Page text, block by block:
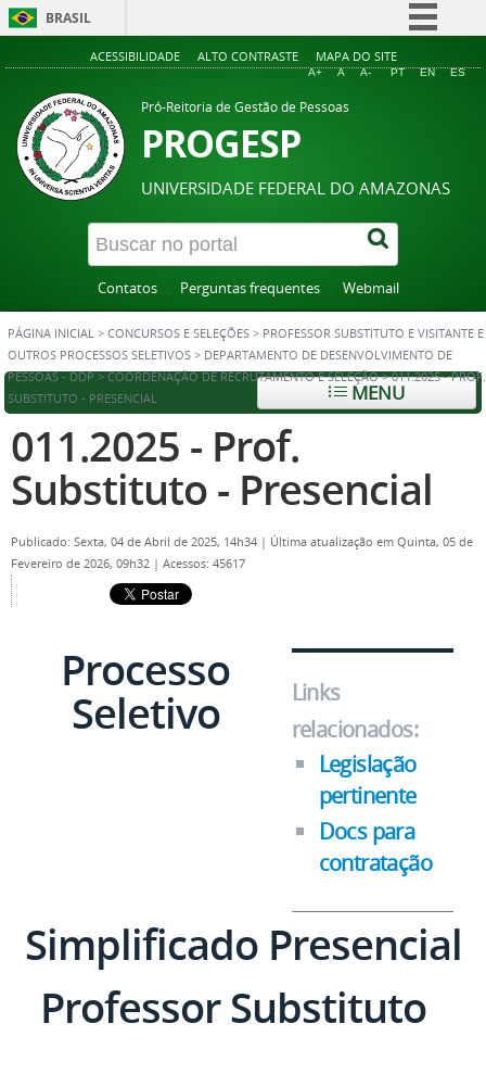
BRASIL
Simplifique!
Acesso à informação
Legislação
Canais
ACESSIBILIDADE ALTO CONTRASTE MAPA DO SITE
A+ A A- PT EN ES
Pró-Reitoria de Gestão de Pessoas
PROGESP
UNIVERSIDADE FEDERAL DO AMAZONAS
Contatos Perguntas frequentes Webmail
PÁGINA INICIAL > CONCURSOS E SELEÇÕES > PROFESSOR SUBSTITUTO E VISITANTE E
OUTROS PROCESSOS SELETIVOS > DEPARTAMENTO DE DESENVOLVIMENTO DE
PESSOAS - DDP > COORDENAÇÃO DE RECRUTAMENTO E SELEÇÃO >011.2025 - PROF.
SUBSTITUTO - PRESENCIAL
MENU
011.2025 - Prof.
Substituto - Presencial
Publicado: Sexta, 04 de Abril de 2025, 14h34 | Última atualização em Quinta, 05 de
Fevereiro de 2026, 09h32 | Acessos: 45617
Links
relacionados:
Legislação
pertinente
Docs para
contratação
Processo
Seletivo
Simplificado Presencial
Professor Substituto